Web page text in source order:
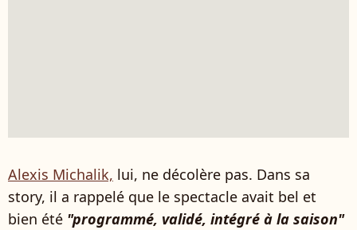
Alexis Michalik, lui, ne décolère pas. Dans sa
story, il a rappelé que le spectacle avait bel et
bien été "programmé, validé, intégré à la saison"